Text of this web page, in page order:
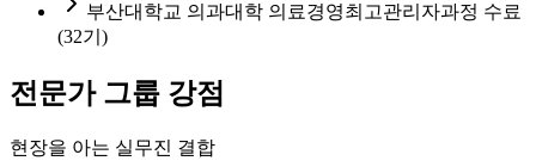
부산대학교 의과대학 의료경영최고관리자과정 수료
(32기)
전문가 그룹 강점
현장을 아는 실무진 결합